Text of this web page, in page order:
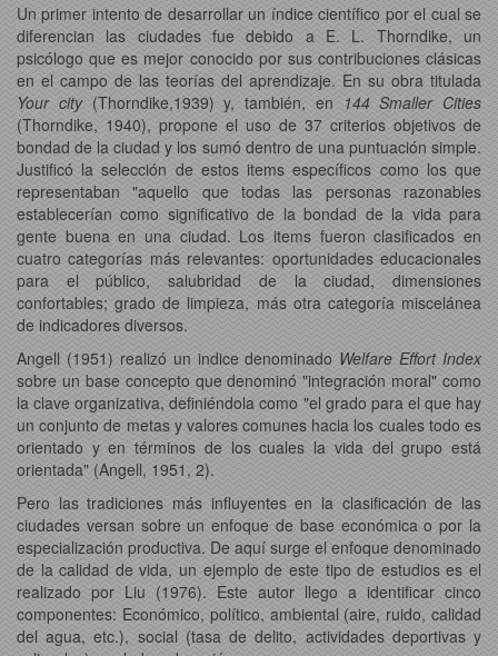
Un primer intento de desarrollar un índice científico por el cual se
diferencian las ciudades fue debido a E. L. Thorndike, un
psicólogo que es mejor conocido por sus contribuciones clásicas
en el campo de las teorías del aprendizaje. En su obra titulada
Your city(Thorndike,1939) y, también, en 144 Smaller Cities
(Thorndike, 1940), propone el uso de 37 criterios objetivos de
bondad de la ciudad y los sumó dentro de una puntuación simple.
Justificó la selección de estos items específicos como los que
representaban "aquello que todas las personas razonables
establecerían como significativo de la bondad de la vida para
gente buena en una ciudad. Los items fueron clasificados en
cuatro categorías más relevantes: oportunidades educacionales
para el público, salubridad de la ciudad, dimensiones
confortables; grado de limpieza, más otra categoría miscelánea
de indicadores diversos.
Angell (1951) realizó un indice denominado Welfare Effort Index
sobre un base concepto que denominó "integración moral" como
la clave organizativa, definiéndola como "el grado para el que hay
un conjunto de metas y valores comunes hacia los cuales todo es
orientado y en términos de los cuales la vida del grupo está
orientada" (Angell, 1951, 2).
Pero las tradiciones más influyentes en la clasificación de las
ciudades versan sobre un enfoque de base económica o por la
especialización productiva. De aquí surge el enfoque denominado
de la calidad de vida, un ejemplo de este tipo de estudios es el
realizado por Liu (1976). Este autor llego a identificar cinco
componentes: Económico, político, ambiental (aire, ruido, calidad
del agua, etc.), social (tasa de delito, actividades deportivas y